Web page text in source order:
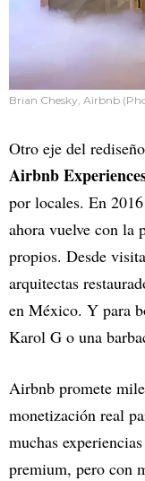
Brian Chesky, Airbnb
Otro eje del
Airbnb
por locales. En
ahora vuelve con la
propios. Desde
arquitectas
en México. Y para
Karol G o una
Airbnb promete
monetización real
muchas
premium, pero con